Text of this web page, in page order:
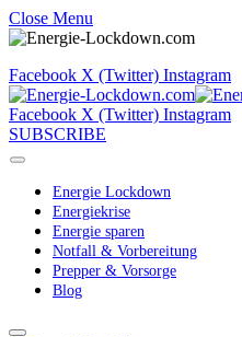
Close Menu
Facebook X (Twitter) Instagram
Facebook X (Twitter) Instagram
SUBSCRIBE
Energie Lockdown
Energiekrise
Energie sparen
Notfall & Vorbereitung
Prepper & Vorsorge
Blog